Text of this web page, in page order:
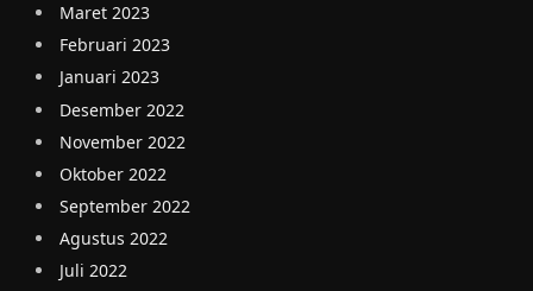
Maret 2023
Februari 2023
Januari 2023
Desember 2022
November 2022
Oktober 2022
September 2022
Agustus 2022
Juli 2022